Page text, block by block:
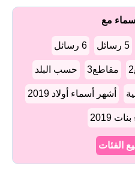
مع
5 رسائل 6 رسائل
مقاطع3 حسب البلد
أشهر أسماء أولاد 2019
2019
الفئات